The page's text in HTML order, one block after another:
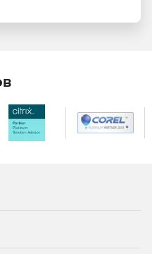
4-ого класса
ИКС ФСТЭК?